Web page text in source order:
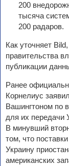
200
тысяча
200 радаров.
Как уточняет
правительства
публикации
Ранее
Корнелиус
Вашингтоном по
для их передачи
В минувший
том, что
Украину
американских